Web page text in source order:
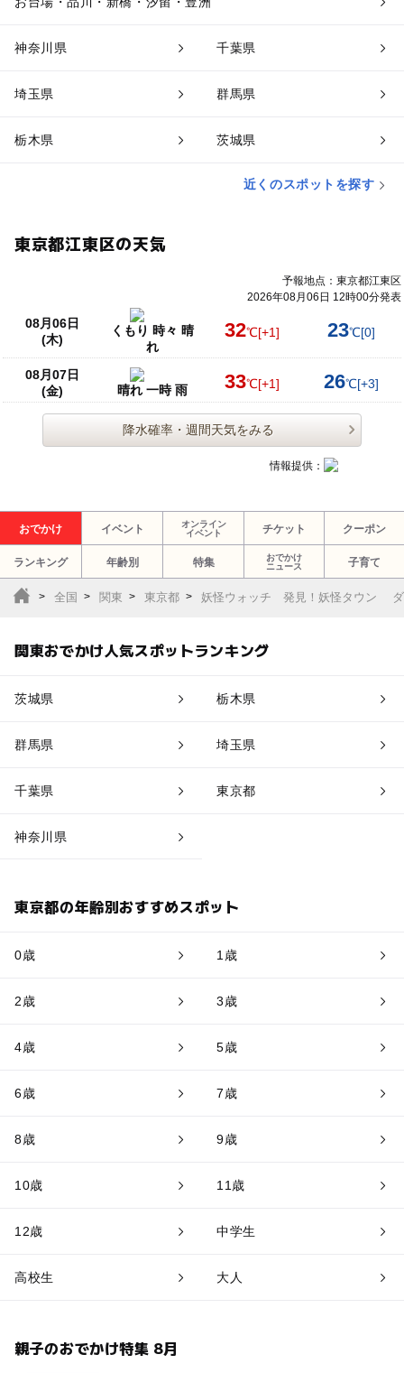
神奈川県 千葉県
埼玉県 群馬県
栃木県 茨城県
近くのスポットを探す
東京都江東区の天気
予報地点：東京都江東区
2026年08月06日 12時00分発表
08月06日
(木)
くもり 時々 晴
れ
32℃[+1] 23℃[0]
08月07日
(金)
晴れ 一時 雨 33℃[+1] 26℃[+3]
降水確率・週間天気をみる
情報提供：
おでかけ イベント
オンライン
イベント
チケット クーポン
ランキング 年齢別 特集
おでかけ
ニュース
子育て
全国 関東 東京都 妖怪ウォッチ 発見！妖怪タウン ダ
関東おでかけ人気スポットランキング
茨城県 栃木県
群馬県 埼玉県
千葉県 東京都
神奈川県
東京都の年齢別おすすめスポット
0歳 1歳
2歳 3歳
4歳 5歳
6歳 7歳
8歳 9歳
10歳 11歳
12歳 中学生
高校生 大人
親子のおでかけ特集 8月